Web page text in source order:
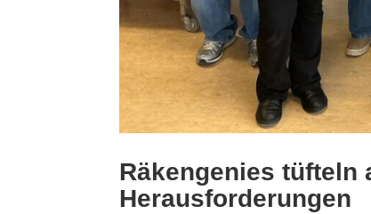
Räkengenies tüfteln
Herausforderungen